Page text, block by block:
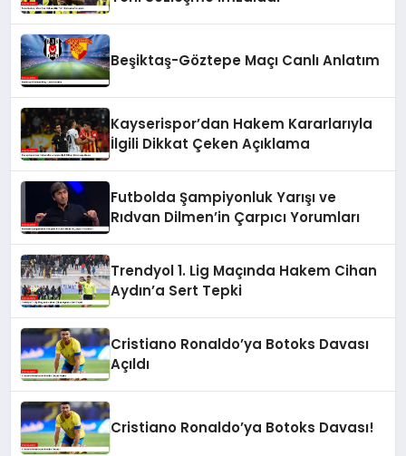
Beşiktaş-Göztepe Maçı Canlı Anlatım
Kayserispor’dan Hakem Kararlarıyla
İlgili Dikkat Çeken Açıklama
Futbolda Şampiyonluk Yarışı ve
Rıdvan Dilmen’in Çarpıcı Yorumları
Trendyol 1. Lig Maçında Hakem Cihan
Aydın’a Sert Tepki
Cristiano Ronaldo’ya Botoks Davası
Açıldı
Cristiano Ronaldo’ya Botoks Davası!